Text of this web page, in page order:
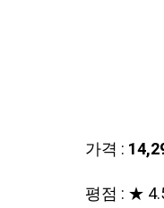
가격 :
평점 : ★